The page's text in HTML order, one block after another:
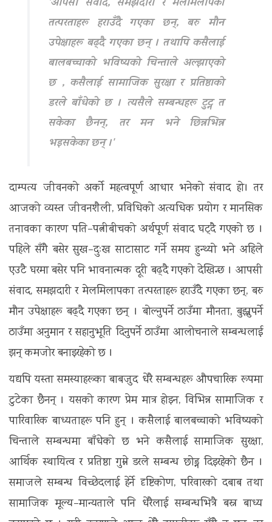
'आपसी संवाद, समझदारी र मेलमिलापका
तत्परताहरू हराउँदै गएका छन्, बरु मौन
उपेक्षाहरू बढ्दै गएका छन् । तथापि कसैलाई
बालबच्चाको भविष्यको चिन्ताले अल्झाएको
छ , कसैलाई सामाजिक सुरक्षा र प्रतिष्ठाको
डरले बाँधेको छ । त्यसैले सम्बन्धहरू टुट्न त
सकेका छैनन्, तर मन भने छिन्नभिन्न
भइसकेका छन् ।'
दाम्पत्य जीवनको अर्को महत्वपूर्ण आधार भनेको संवाद हो। तर
आजको व्यस्त जीवनशैली, प्रविधिको अत्यधिक प्रयोग र मानसिक
तनावका कारण पति–पत्नीबीचको अर्थपूर्ण संवाद घट्दै गएको छ ।
पहिले सँगै बसेर सुख–दुःख साटासाट गर्ने समय हुन्थ्यो भने अहिले
एउटै घरमा बसेर पनि भावनात्मक दूरी बढ्दै गएको देखिन्छ । आपसी
संवाद, समझदारी र मेलमिलापका तत्परताहरू हराउँदै गएका छन्, बरु
मौन उपेक्षाहरू बढ्दै गएका छन् । बोल्नुपर्ने ठाउँमा मौनता, बुझ्नुपर्ने
ठाउँमा अनुमान र सहानुभूति दिनुपर्ने ठाउँमा आलोचनाले सम्बन्धलाई
झन् कमजोर बनाइरहेको छ ।
यद्यपि यस्ता समस्याहरूका बाबजुद धेरै सम्बन्धहरू औपचारिक रूपमा
टुटेका छैनन् । यसको कारण प्रेम मात्र होइन, विभिन्न सामाजिक र
पारिवारिक बाध्यताहरू पनि हुन् । कसैलाई बालबच्चाको भविष्यको
चिन्ताले सम्बन्धमा बाँधेको छ भने कसैलाई सामाजिक सुरक्षा,
आर्थिक स्थायित्व र प्रतिष्ठा गुम्ने डरले सम्बन्ध छोड्न दिइरहेको छैन ।
समाजले सम्बन्ध विच्छेदलाई हेर्ने दृष्टिकोण, परिवारको दबाब तथा
सामाजिक मूल्य–मान्यताले पनि धेरैलाई सम्बन्धभित्रै बस्न बाध्य